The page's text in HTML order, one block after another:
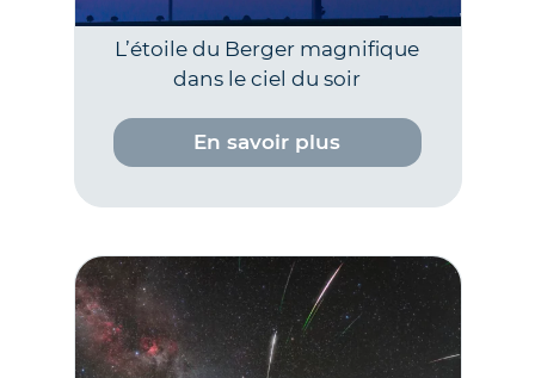
L’étoile du Berger magnifique
dans le ciel du soir
En savoir plus